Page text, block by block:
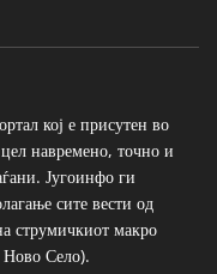
кој е присутен во
навремено, точно и
Југоинфо ги
сите вести од
струмичкиот макро
Село).